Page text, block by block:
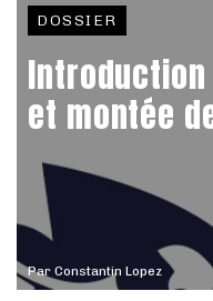
Par Constantin Lopez
DOSSIER
et montée